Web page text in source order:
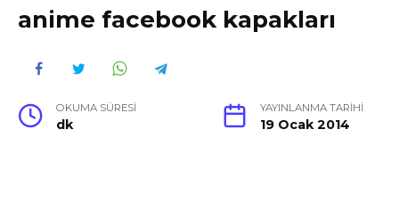
anime facebook kapakları
OKUMA SÜRESI
dk
YAYINLANMA TARIHI
19 Ocak 2014